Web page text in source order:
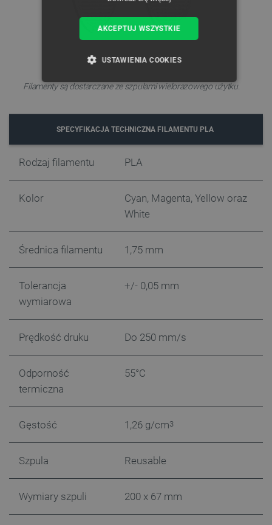
Filamenty są dostarczane ze szpulami wielorazowego użytku.
SPECYFIKACJA TECHNICZNA FILAMENTU PLA
Rodzaj filamentu PLA
Kolor
Cyan, Magenta, Yellow oraz
White
Średnica filamentu 1,75 mm
Tolerancja
wymiarowa
+/- 0,05 mm
Prędkość druku Do 250 mm/s
Odporność
termiczna
55°C
Gęstość 1,26 g/cm3
Szpula Reusable
Wymiary szpuli 200 x 67 mm
AKCEPTUJ WSZYSTKIE
USTAWIENIA COOKIES
NIEZBĘDNE WYDAJNOŚĆ
TARGETOWANIE
FUNKCJONALNOŚĆ
Wydajność Targetowanie
Funkcjonalność
podstawowych funkcji strony internetowej, takich
Bez niezbędnych plików cookie nie można
Nazwa
_lb